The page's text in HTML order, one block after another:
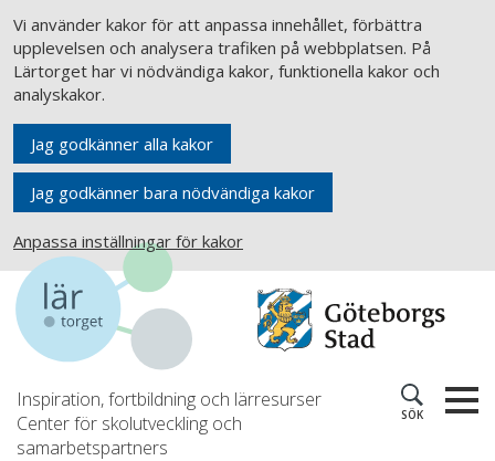
Vi använder kakor för att anpassa innehållet, förbättra
upplevelsen och analysera trafiken på webbplatsen. På
Lärtorget har vi nödvändiga kakor, funktionella kakor och
analyskakor.
Jag godkänner alla kakor
Jag godkänner bara nödvändiga kakor
Anpassa inställningar för kakor
Inspiration, fortbildning och lärresurser
Center för skolutveckling och
samarbetspartners
SÖK